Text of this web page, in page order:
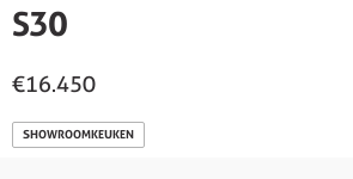
S30
€16.450
SHOWROOMKEUKEN